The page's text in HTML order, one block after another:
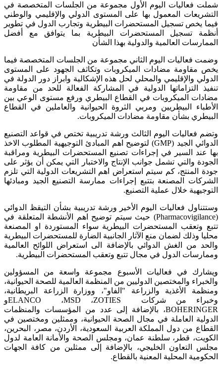
شملت فعاليات اليوم الأول مجموعة من الجلسات المتخصصة في
التشريعات المعمول بها على المستوى الدولي والإقليمي والوطني
فيما يخص تسجيل المستحضرات البيطرية وتجارب الدول في تطوير
أنظمة تسجيل المستحضرات البيطرية بما يتوافق مع أفضل
الممارسات العالمية والدولية بهذا الشأن
وضمت فعاليات اليوم الثاني مجموعة من الجلسات المتخصصة فيما
يخص مقاومة مضادات الميكروبات وتكاثف الجهود على المستوى
الدولي والإقليمي والمحلي لحل هذه الإشكالية وابراز دور الدولة في
تنفيذ التزاماتها الدولية في المشاركة الفعالة للحد من مقاومة
مضادات الميكروبات في القطاع البيطري ورفع مستوى الوعي بين
الأطباء البيطريين ومربي الثروة الحيوانية والعاملين في القطاع
البيطري بشأن مقاومة مضادات الميكروبات.
وتضم فعاليات اليوم الثالث ورشة تدريبية تختص في قواعد التصنيع
الدوائي الجيد (GMP) لتوضيح اهم المبادئ التوجيهية المطلوب الاخذ
بها عند السير في إجراءات تصنيع المستحضرات البيطرية ومراقبة
الجودة والتي تشمل جوانب الإنتاج والاختبار التي يمكن أن يؤثر على
جودة المنتج، كم سيتم استعراض اهم التشريعات الدولية التي تلزم
الشركات المصنعة بتتبع إجراءات ممارسة التصنيع الجيد ومبادئها
التوجيهية خلال عملية التصنيع.
وستتناول فعاليات اليوم الأخير ورشة تدريبية بشأن التيقظ الدوائي
(
Pharmacovigilance) حيث سيتم توضيح اهم الأنشطة المتعلقة في
تتبع وتعقب المستحضرات البيطرية سواء المستوردة او المصنعة
محليا وذلك لضمان منع الآثار الجانبية الضارة للمستحضرات البيطرية
والحد من الغش الدوائي بالإضافة الى استعراض اللوائح العالمية
وممارسات الدول في مجال تتبع وتعقب المستحضرات البيطرية.
ويشارك في فعاليات الأسبوع مجموعة واسعة من المسؤولين
والخبراء والمختصين الدوليين من المنظمة العالمية للصحة الحيوانية،
ومنظمة الأغذية والزراعة "الفاو"، ووزارة الزراعة البريطانية،
وخبراء من شركات
ZOTIES، MSD، ELANCOو
BOHERINGER، بالإضافة إلى عدد من المؤسسات والمنظمات
الدولية العاملة في مجال الصحة الحيوانية، وممثلين ومختصين في
القطاع من دول
المملكة العربية السعودية، الأردن، مصر، البحرين،
الكويت، قطر، سلطنة عمان، ومجلس الصحة والأمانة العامة لدول
مجلس التعاون الخليجي، بالإضافة إلى ممثلين من كافة الجهات
الحكومية المحلية المعنية بالقطاع.